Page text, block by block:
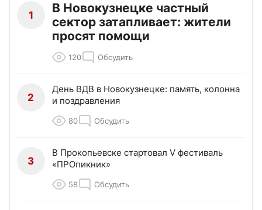
1
В Новокузнецке частный
сектор затапливает: жители
просят помощи
120 Обсудить
2
День ВДВ в Новокузнецке: память, колонна
и поздравления
80 Обсудить
3
В Прокопьевске стартовал V фестиваль
«ПРОпикник»
58 Обсудить